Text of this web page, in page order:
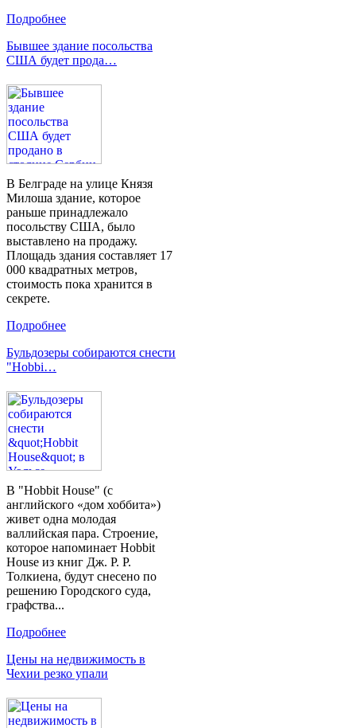
Подробнее
Бывшее здание посольства
США будет прода…
В Белграде на улице Князя
Милоша здание, которое
раньше принадлежало
посольству США, было
выставлено на продажу.
Площадь здания составляет 17
000 квадратных метров,
стоимость пока хранится в
секрете.
Подробнее
Бульдозеры собираются снести
"Hobbi…
В "Hobbit House" (с
английского «дом хоббита»)
живет одна молодая
валлийская пара. Строение,
которое напоминает Hobbit
House из книг Дж. Р. Р.
Толкиена, будут снесено по
решению Городского суда,
графства...
Подробнее
Цены на недвижимость в
Чехии резко упали